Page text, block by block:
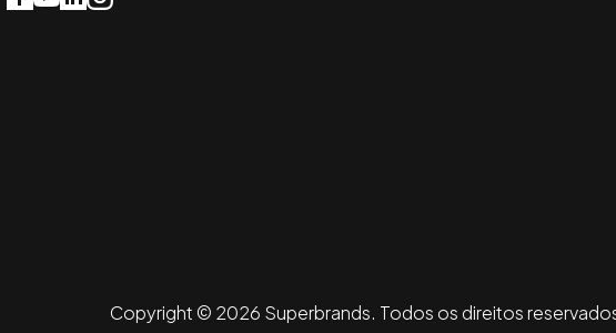
Copyright © 2026 Superbrands. Todos os direitos